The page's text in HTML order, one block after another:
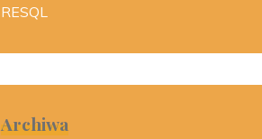
RESQL
Archiwa